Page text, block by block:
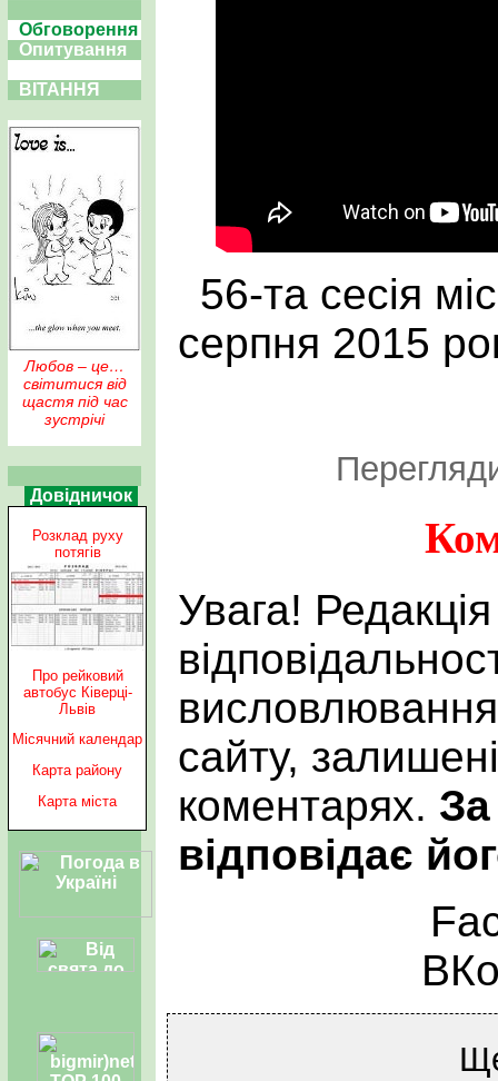
Обговорення
Опитування
ВІТАННЯ
Любов – це…
світитися від
щастя під час
зустрічі
Довідничок
Розклад руху
потягів
Про рейковий
автобус Ківерці-
Львів
Місячний календар
Карта району
Карта міста
56-та сесія
серпня 2015
Увага!
висловлювання
сайту,
коментарях.
відповідає